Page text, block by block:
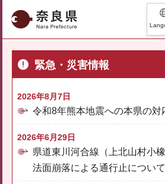
奈良県
緊急・災害情報
2026年8月7日
令和8年熊本地震への本県の対
2026年6月29日
県道東川河合線（上北山村小
法面崩落による通行止について